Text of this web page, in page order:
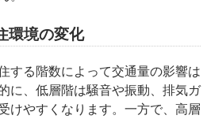
環境の変化
する階数によって交通量の影響は
に、低層階は騒音や振動、排気ガ
けやすくなります。一方で、高層